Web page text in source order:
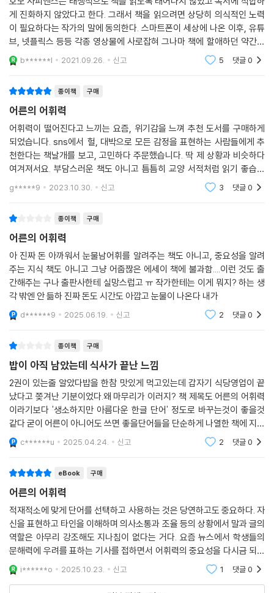
진부한 이야기처럼 흔하고 낡고 닳은 낱말들은 그에 담긴 의미를 새롭게
조탁해보라는 도전의식을 갖게 한다. 맛있다, 슬프다, 고맙다, 미안하다,
소중하다, 착하다, 나쁘다, 힘들다, 피곤하다. 아프다, 잘했다, 못했다, 좋
다, 싫다, 밉다, 괴롭다, 신기하다, 이상하다 등이 그러하다. ‘너무’, ‘정말’,
‘진짜’, ‘엄청’, ‘완전’, ‘되게’, ‘리얼’, ‘대박’, ‘개’를 앞에 갖다 붙이지 않아도 그
--- p.225
관점이 명확하지 않은 상태에서는 도망칠 구멍이 많은 비겁한 어휘를 고른
다. 관점이 올바르지 않은 상태에서는 극단적이고 편협한 어휘를 쥐려 한
다. 말을 하고 글을 쓸 때 도사리는 유혹이자 위험이다. 관점과 어휘력의 상
관관계를 예민하게 감지해 피하지 않고 승부하면 차차 미립날 수 있다. 이
한 게 아니라 어휘력 부족일 수 있다. 맞는 말인데 묘하게 거슬리는 말을 한
다면 인간미가 부족한 게 아니라 어휘력이 부족해서일 수 있다. 타인의 말
을 이해하기 어렵다면 소통능력이 부족한 게 아니라 어휘력 문제가 아닌지
되짚을 필요가 있다. 이런 문제들을 반복적으로 겪다 보면 심리적으로 위
축되고 말이든 글이든 자신의 생각과 감정, 느낌 등을 표현하는 데 자신감
을 잃는다. 어휘로 생각하고 정리해 표현하지 않는 게 일상이 되면 자기 생
각이나 감정을 자기가 파악할 줄 모른다. 자신의 생각에도 자신이 없고, 간
혹 사람에 따라 공격적인 모습으로 표출될 수도 있다.
“어휘력은 사람과 사람 사이를 연결하는 힘이자 대상과 사물을 바라보는
시각이며 어휘력을 키운다는 것은 이러한 힘과 시각을 기르는 것이다. 동
시에 자신의 말이 상대의 감정에 영향을 끼칠 수 있다는 사실을 이해하는
것이다. 그래야 ‘어른’다운 어휘력이다.”
유선경 작가는 어른에게 필요한 어휘력은 단순히 낱말을 양적으로 많이 아
는 것, 말발이 센 것이 아니라고 말한다. 낱말에 대해 잘 알고 적재적소에
활용하는 것이 더 중요하며, 어휘력을 키우는 일은 세상을 올바르게 이해
하는 힘이자 내 감정을 품위 있게 제어할 수 있는 능력, 공감과 소통능력을
높이는 일이자 인문학적 소양을 기르는 일이라고 이야기한다. 『어른의 어
휘력』에는 낱말을 뒤살피고 음미하는 언어적 즐거움부터 자신의 생각과
깨우는 흥분, 타인의 마음을 두드리는 설렘으로 가득하다. 또 작가가 익숙
만으로도 미처 발견하지 못했던 수많은 어휘를 발견하는 희열을 느낄 수
있다. 특별히 270여 개에 이르는 주석에서 만나는 낱말의 사전적 정의를
통해 문장에서 다른 낱말과 함께 배치했을 때 의미나 어감이 어떻게 달라
지는지 직접 체감하고 문맥을 이해하는 힘을 기르게 될 것이다. 작가의 노
하우가 담긴 어휘력 키우는 12가지 방법도 만나보자. 생각하는 바를 말로
설득력 있게 잘 표현하고 싶은 사람, 독서와 글쓰기에 관심이 많은 사람, 프
레젠테이션과 회의가 부담스러운 직장인, 사회생활을 앞두고 있는 취업 준
비생, 그리고 리포트와 과제, 자기소개서 등의 글쓰기가 걱정인 대학생까
지, 그들 모두에게 지금 당장 『어른의 어휘력』을 추천한다.
“나의 세상은 언어의 한계만큼 작거나 크다!”
어른의 어휘력을 키우는 12가지 방법
1장에서는 일상에서 미처 감지하지 못하는 어휘력의 중요성과 다양한 의
미를 짚는다. 2장에서는 성인이 어휘력을 키우는 기술을 습득하기에 앞서
전제되어야 하는 마음 자세에 대해 이야기한다. 대상과 사물을 바라보는
시각이 구체적으로 어떻게 어휘력에 직결되는지 알게 될 것이다. 3장에서
게 진화하지 않았다고 한다. 그래서 책을 읽으려면 상당히 의식적인 노력
이 필요하다는 작가의 말에 동의한다. 스마트폰이 세상에 나온 이후, 유튜
브, 넷플릭스 등등 각종 영상물에 사로잡혀 그나마 책에 할애하던 약간의
시간마저도 자꾸만 줄어들고 있으니 말이다. 심심치 않게 뉴스로 접하는
문해력 저
b******l 2021.09.26. 신고 5 댓글0
종이책 구매
어른의 어휘력
어휘력이 떨어진다고 느끼는 요즘, 위기감을 느껴 추천 도서를 구매하게
되었습니다. sns에서 헐, 대박으로 모든 감정을 표현하는 사람들에게 추
천한다는 책날개를 보고, 고민하다 주문했습니다. 딱 제 상황과 비슷하다
여겨져서요. 부담스러운 책도 아니고 틈틈히 교양 서적처럼 읽기 좋습니
다. 많은 미디어의 홍수 속에서 짧은 글과 영상에 익숙해져있는 현대에 어
휘의 중요성은 더욱
g*****9 2023.10.30. 신고 3 댓글0
종이책 구매
어른의 어휘력
아 진짜 돈 아까워서 눈물남어휘를 알려주는 책도 아니고, 중요성을 알려
주는 지식 책도 아니고 그냥 어줍짢은 에세이 책에 불과함....이런 것도 출
간해주는 구나 출판사한테 실망스럽고 ㅠ 작가한테는 이게 뭐지? 하는 생
각 밖엔 안 듦하 진짜 돈도 시간도 아깝고 눈물이 나온다 내가
d******9 2025.06.19. 신고 2 댓글0
종이책 구매
밥이 아직 남았는데 식사가 끝난 느낌
2권이 있는줄 알았다밥을 한참 맛있게 먹고있는데 갑자기 식당영업이 끝
났다고 쫒겨난 기분이었다.왜 마무리가 이러지? 책 제목도 어른의 어휘력
이라기보다 '생소하지만 아름다운 한글 단어' 정도로 바꾸는것이 좋을것
같다 굳이 어른이 아니어도 쓰면 좋을단어들을 단순하게 나열한 책에 지나
지않다c******u 2025.04.24. 신고 2 댓글0
eBook 구매
어른의 어휘력
적재적소에 맞게 단어를 선택하고 사용하는 것은 당연하고도 중요하다. 자
신을 표현하고 타인을 이해하며 의사소통과 조율 등의 상황에서 말과 글의
역할은 아무리 강조해도 지나침이 없다는 거다. 요즘 뉴스에서 학생들의
문해력에 우려를 표하는 기사를 접하면서 어휘력의 중요성을 다시금 되새
겨 보았다.
i******o 2025.10.23. 신고 1 댓글0